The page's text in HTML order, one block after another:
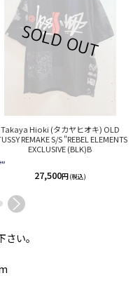
Takaya Hioki (タカヤヒオキ) OLD
REMAKE S/S "REBEL ELEMENTS
EXCLUSIVE (BLK)B
27,500円 (税込)
い。